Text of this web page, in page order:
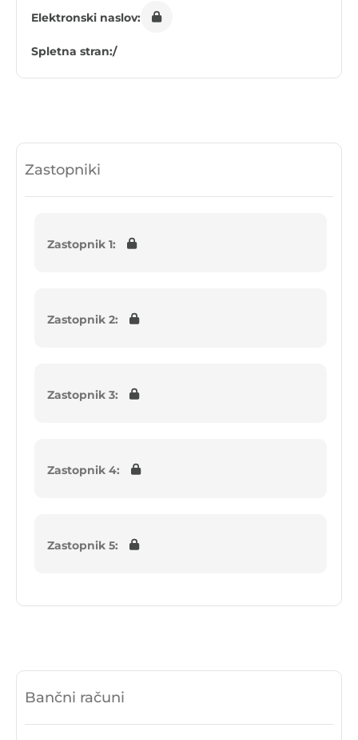
Elektronski naslov:
Spletna stran:/
Zastopniki
Zastopnik 1:
Zastopnik 2:
Zastopnik 3:
Zastopnik 4:
Zastopnik 5:
Bančni računi